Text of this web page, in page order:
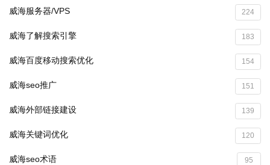
威海服务器/VPS 224
威海了解搜索引擎 183
威海百度移动搜索优化 154
威海seo推广 151
威海外部链接建设 139
威海关键词优化 120
威海seo术语 95